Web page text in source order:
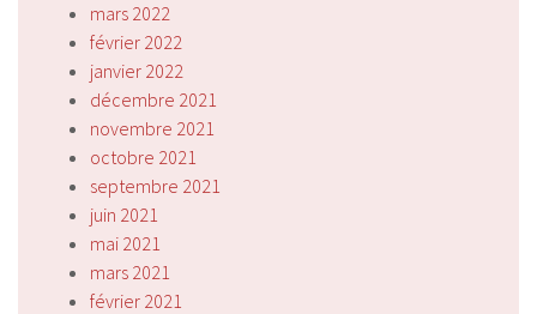
mars 2022
février 2022
janvier 2022
décembre 2021
novembre 2021
octobre 2021
septembre 2021
juin 2021
mai 2021
mars 2021
février 2021